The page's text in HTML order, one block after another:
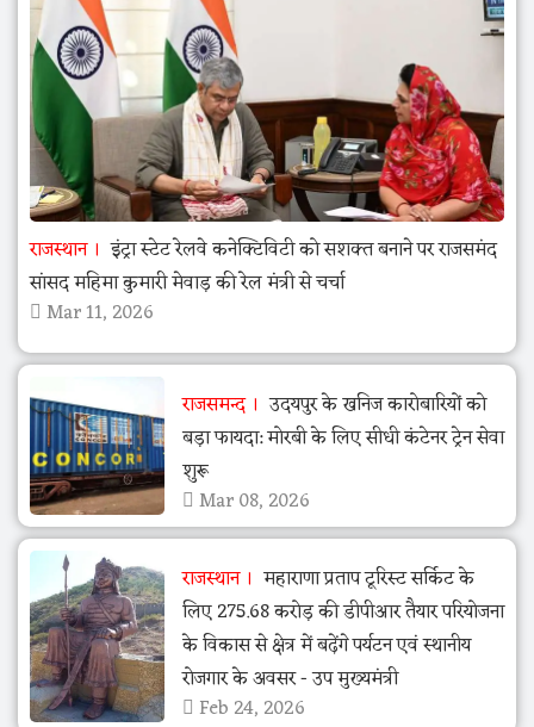
राजस्थान
इंट्रा स्टेट रेलवे कनेक्टिविटी को सशक्त बनाने पर राजसमंद
सांसद महिमा कुमारी मेवाड़ की रेल मंत्री से चर्चा
Mar 11, 2026
राजसमन्द
उदयपुर के खनिज कारोबारियों को
बड़ा फायदा: मोरबी के लिए सीधी कंटेनर ट्रेन सेवा
शुरू
Mar 08, 2026
राजस्थान
महाराणा प्रताप टूरिस्ट सर्किट के
लिए 275.68 करोड़ की डीपीआर तैयार परियोजना
के विकास से क्षेत्र में बढ़ेंगे पर्यटन एवं स्थानीय
रोजगार के अवसर - उप मुख्यमंत्री
Feb 24, 2026